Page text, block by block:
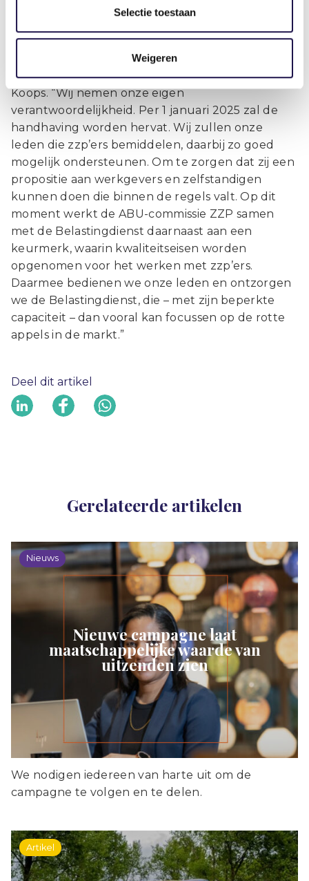
Selectie toestaan
Weigeren
langere termijn noodzakelijk om een contract-
waarbij iedereen – ongeacht de contractvorm –
bijdraagt aan sociale zekerheid.” De ABU zal
echter niet wachten op wetgeving, benadrukt
Koops. “Wij nemen onze eigen
verantwoordelijkheid. Per 1 januari 2025 zal de
handhaving worden hervat. Wij zullen onze
leden die zzp’ers bemiddelen, daarbij zo goed
mogelijk ondersteunen. Om te zorgen dat zij een
propositie aan werkgevers en zelfstandigen
kunnen doen die binnen de regels valt. Op dit
moment werkt de ABU-commissie ZZP samen
met de Belastingdienst daarnaast aan een
keurmerk, waarin kwaliteitseisen worden
opgenomen voor het werken met zzp’ers.
Daarmee bedienen we onze leden en ontzorgen
we de Belastingdienst, die – met zijn beperkte
capaciteit – dan vooral kan focussen op de rotte
appels in de markt.”
Deel dit artikel
Gerelateerde artikelen
Nieuws
Nieuwe campagne laat
maatschappelijke waarde van
uitzenden zien
We nodigen iedereen van harte uit om de
campagne te volgen en te delen.
Artikel